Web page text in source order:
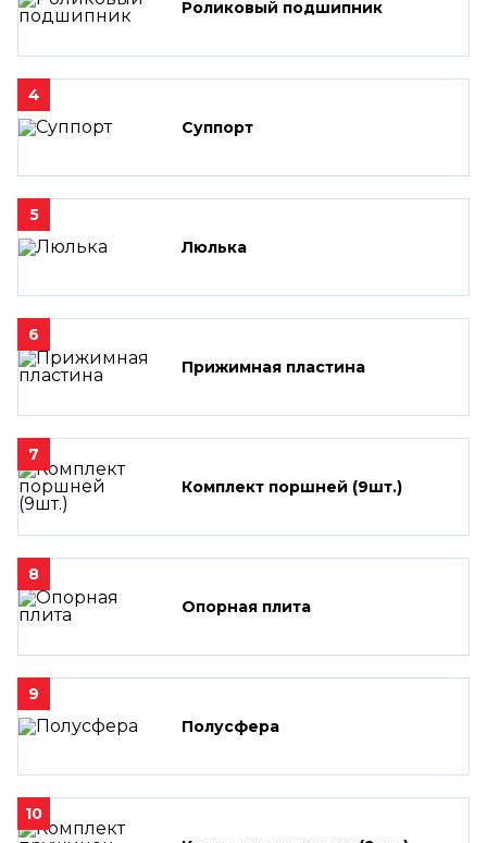
Роликовый подшипник
4
Суппорт
5
Люлька
6
Прижимная пластина
7
Комплект поршней (9шт.)
8
Опорная плита
9
Полусфера
10